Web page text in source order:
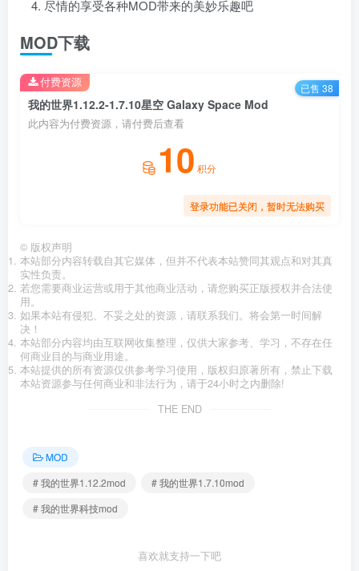
尽情的享受各种MOD带来的美妙乐趣吧
MOD下载
我的世界1.12.2-1.7.10星空 Galaxy Space Mod
此内容为付费资源，请付费后查看
10 积分
登录功能已关闭，暂时无法购买
付费资源 已售 38
© 版权声明
本站部分内容转载自其它媒体，但并不代表本站赞同其观点和对其真
实性负责。
若您需要商业运营或用于其他商业活动，请您购买正版授权并合法使
用。
如果本站有侵犯、不妥之处的资源，请联系我们。将会第一时间解
决！
本站部分内容均由互联网收集整理，仅供大家参考、学习，不存在任
何商业目的与商业用途。
本站提供的所有资源仅供参考学习使用，版权归原著所有，禁止下载
本站资源参与任何商业和非法行为，请于24小时之内删除!
THE END
MOD
# 我的世界1.12.2mod
# 我的世界1.7.10mod
# 我的世界科技mod
喜欢就支持一下吧